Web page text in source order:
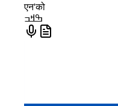
एन'को
ߒߞߏ